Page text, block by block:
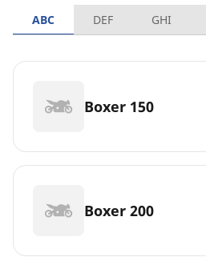
ABC DEF GHI
Boxer 150
Boxer 200